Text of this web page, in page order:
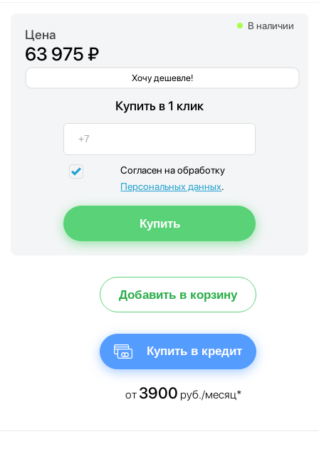
Цена
63 975 ₽
Хочу дешевле!
В наличии
Купить в 1 клик
Согласен на обработку
Персональных данных.
Добавить в корзину
Купить в кредит
от 3900 руб./месяц*